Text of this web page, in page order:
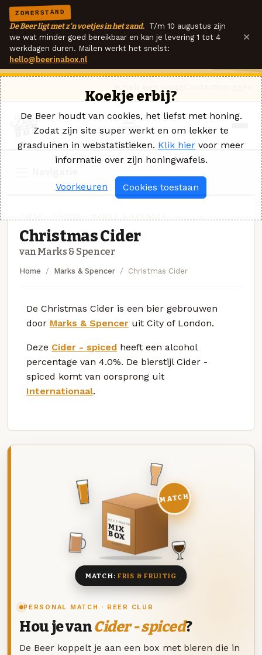
ZOMERSTAND
De Beer ligt met z'n voetjes in het zand. T/m 10 augustus zijn
we wat minder goed bereikbaar en kan je levering 1 tot 4
werkdagen duren. Mailen werkt het snelst:
hello@beerinabox.nl
×
Christmas Cider
van Marks & Spencer
Home Marks & Spencer Christmas Cider
De Christmas Cider is een bier gebrouwen
door Marks & Spencer uit City of London.
Deze Cider - spiced heeft een alcohol
percentage van 4.0%. De bierstijl Cider -
spiced komt van oorsprong uit
Internationaal.
PERSONAL MATCH · BEER CLUB
Hou je vanCider - spiced?
De Beer koppelt je aan een box met bieren die in
DEZE MAAND
MIX
BOX
8 BIEREN
MATCH
MATCH: FRIS & FRUITIG
Koekje erbij?
De Beer houdt van cookies, het liefst met honing.
Zodat zijn site super werkt en om lekker te
grasduinen in webstatistieken. Klik hier voor meer
informatie over zijn honingwafels.
Voorkeuren Cookies toestaan